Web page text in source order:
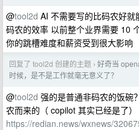
@tool2d AI 不需要写的比码农好
码农的效率 以前整个业界需要 10
你的跳槽难度和薪资受到很大影响
回复了 tool2d 创建的主题 › 好奇当
时候，是不是工作就毫无意义了？
@tool2d 强的是普通非码农的饭碗
农而来的（ copilot 其实已经是了）
https://redian.news/wxnews/